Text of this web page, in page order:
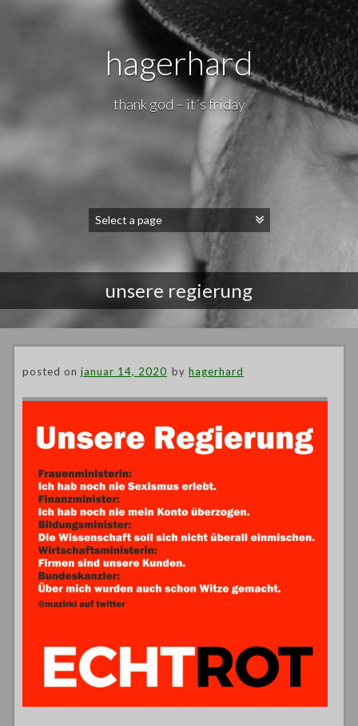
hagerhard
thank god – it´s friday
unsere regierung
posted on januar 14, 2020 by hagerhard